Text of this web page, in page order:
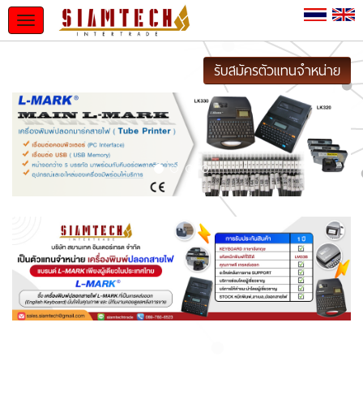
Toggle
รับสมัครตัวแทนจำหน่าย